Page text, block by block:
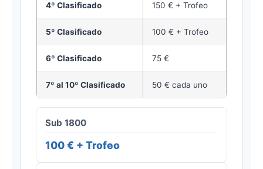
4º Clasificado 150 € + Trofeo
5º Clasificado 100 € + Trofeo
6º Clasificado 75 €
7º al 10º Clasificado 50 € cada uno
Sub 1800
100 € + Trofeo